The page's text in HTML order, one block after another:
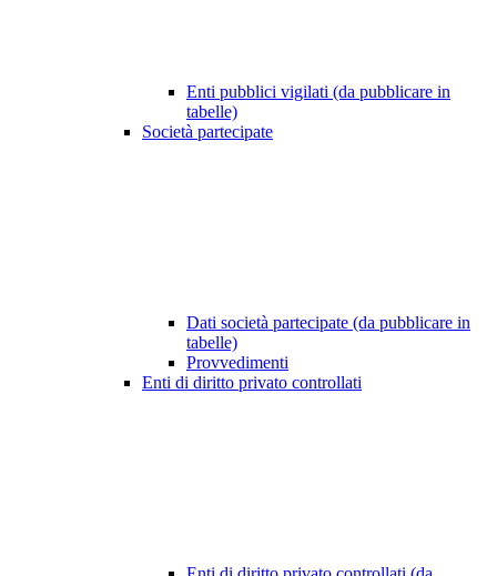
Enti pubblici vigilati (da pubblicare in
tabelle)
Società partecipate
Dati società partecipate (da pubblicare in
tabelle)
Provvedimenti
Enti di diritto privato controllati